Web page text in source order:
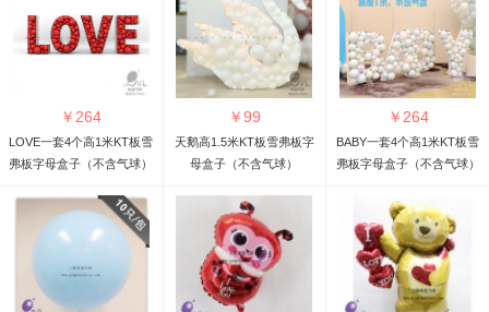
￥ 264
LOVE一套4个高1米KT板雪
弗板字母盒子（不含气球）
￥99
天鹅高1.5米KT板雪弗板字
母盒子（不含气球）
￥ 264
BABY一套4个高1米KT板雪
弗板字母盒子（不含气球）